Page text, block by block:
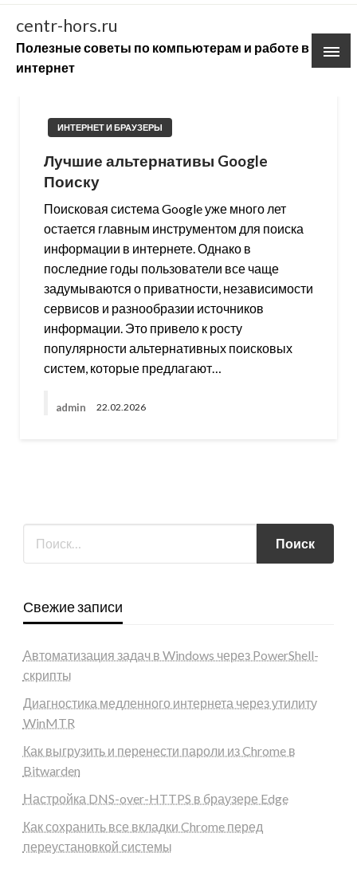
Skip
content
centr-hors.ru
Полезные советы по компьютерам и работе в
интернет
ИНТЕРНЕТ И БРАУЗЕРЫ
Лучшие альтернативы Google
Поиску
Поисковая система Google уже много лет
остается главным инструментом для поиска
информации в интернете. Однако в
последние годы пользователи все чаще
задумываются о приватности, независимости
сервисов и разнообразии источников
информации. Это привело к росту
популярности альтернативных поисковых
систем, которые предлагают…
admin 22.02.2026
Свежие записи
Автоматизация задач в Windows через PowerShell-
скрипты
Диагностика медленного интернета через утилиту
WinMTR
Как выгрузить и перенести пароли из Chrome в
Bitwarden
Настройка DNS-over-HTTPS в браузере Edge
Как сохранить все вкладки Chrome перед
переустановкой системы